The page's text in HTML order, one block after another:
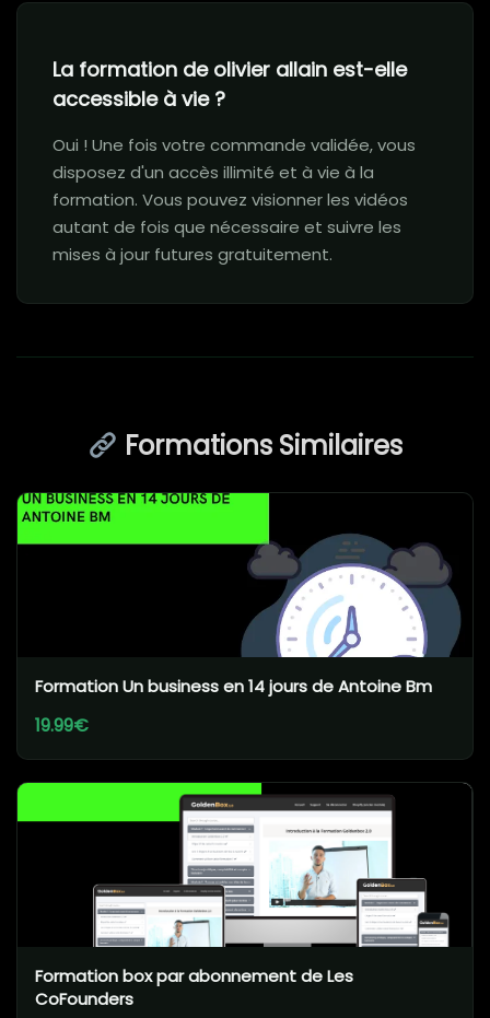
La formation de olivier allain​ est-elle
accessible à vie ?
Oui ! Une fois votre commande validée, vous
disposez d'un accès illimité et à vie à la
formation. Vous pouvez visionner les vidéos
autant de fois que nécessaire et suivre les
mises à jour futures gratuitement.
Formations Similaires
Formation Un business en 14 jours de Antoine Bm
19.99€
Formation box par abonnement de Les
CoFounders